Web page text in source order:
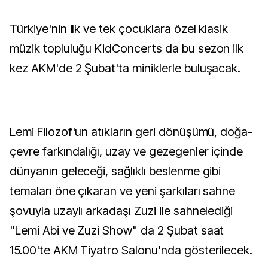
Türkiye'nin ilk ve tek çocuklara özel klasik
müzik topluluğu KidConcerts da bu sezon ilk
kez AKM'de 2 Şubat'ta miniklerle buluşacak.
Lemi Filozof'un atıkların geri dönüşümü, doğa-
çevre farkındalığı, uzay ve gezegenler içinde
dünyanın geleceği, sağlıklı beslenme gibi
temaları öne çıkaran ve yeni şarkıları sahne
şovuyla uzaylı arkadaşı Zuzi ile sahnelediği
"Lemi Abi ve Zuzi Show" da 2 Şubat saat
15.00'te AKM Tiyatro Salonu'nda gösterilecek.